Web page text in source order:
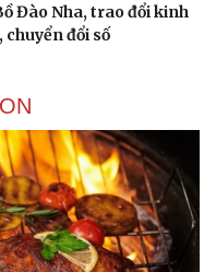
Đào Nha, trao đổi kinh
đổi số